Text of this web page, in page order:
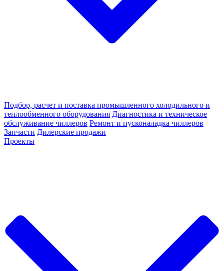
Подбор, расчет и поставка промышленного холодильного и
теплообменного оборудования Диагностика и техническое
обслуживание чиллеров Ремонт и пусконаладка чиллеров
Запчасти Дилерские продажи
Проекты